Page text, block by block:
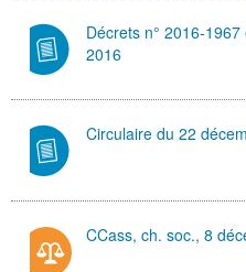
Décrets n° 2016-
2016
Circulaire du 22
CCass, ch. soc., 8